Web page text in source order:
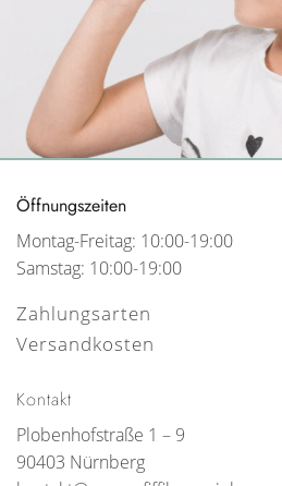
Öffnungszeiten
Montag-Freitag: 10:00-19:00
Samstag: 10:00-19:00
Zahlungsarten
Versandkosten
Kontakt
Plobenhofstraße 1 – 9
90403 Nürnberg